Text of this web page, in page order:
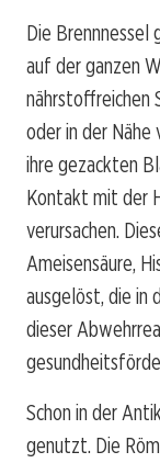
Die Brennnessel
auf der ganzen
nährstoffreichen
oder in der Nähe
ihre gezackten
Kontakt mit der
verursachen.
Ameisensäure,
ausgelöst, die in
dieser
Schon in der
genutzt. Die